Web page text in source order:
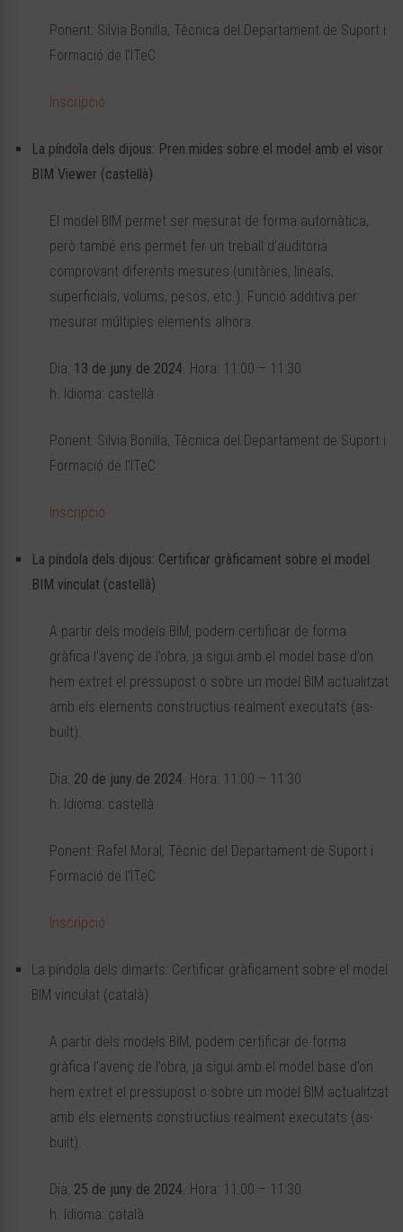
Ponent: Silvia Bonilla, Tècnica del Departament de Suport i
Formació de l’ITeC
Inscripció
La píndola dels dijous: Pren mides sobre el model amb el visor
BIM Viewer (castellà)
El model BIM permet ser mesurat de forma automàtica,
però també ens permet fer un treball d’auditoria
comprovant diferents mesures (unitàries, lineals,
superficials, volums, pesos, etc.). Funció additiva per
mesurar múltiples elements alhora.
Dia: 13 de juny de 2024. Hora: 11:00 – 11:30
h. Idioma: castellà
Ponent: Silvia Bonilla, Tècnica del Departament de Suport i
Formació de l’ITeC
Inscripció
La píndola dels dijous: Certificar gràficament sobre el model
BIM vinculat (castellà)
A partir dels models BIM, podem certificar de forma
gràfica l’avenç de l’obra, ja sigui amb el model base d’on
hem extret el pressupost o sobre un model BIM actualitzat
amb els elements constructius realment executats (as-
built).
Dia: 20 de juny de 2024. Hora: 11:00 – 11:30
h. Idioma: castellà
Ponent: Rafel Moral, Tècnic del Departament de Suport i
Formació de l’ITeC
Inscripció
La píndola dels dimarts: Certificar gràficament sobre el model
BIM vinculat (català)
A partir dels models BIM, podem certificar de forma
gràfica l’avenç de l’obra, ja sigui amb el model base d’on
hem extret el pressupost o sobre un model BIM actualitzat
amb els elements constructius realment executats (as-
built).
Dia: 25 de juny de 2024. Hora: 11:00 – 11:30
h. Idioma: català